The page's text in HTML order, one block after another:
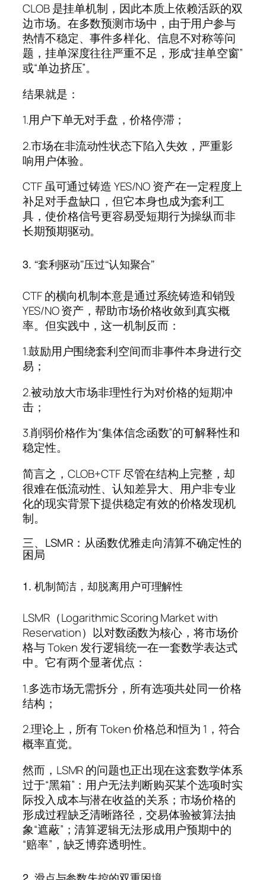
CLOB 是挂单机制，因此本质上依赖活跃的双
边市场。在多数预测市场中，由于用户参与
热情不稳定、事件多样化、信息不对称等问
题，挂单深度往往严重不足，形成“挂单空窗”
或“单边挤压”。
结果就是：
1.用户下单无对手盘，价格停滞；
2.市场在非流动性状态下陷入失效，严重影
响用户体验。
CTF 虽可通过铸造 YES/NO 资产在一定程度上
补足对手盘缺口，但它本身也成为套利工
具，使价格信号更容易受短期行为操纵而非
长期预期驱动。
3. “套利驱动”压过“认知聚合”
CTF 的横向机制本意是通过系统铸造和销毁
YES/NO 资产，帮助市场价格收敛到真实概
率。但实践中，这一机制反而：
1.鼓励用户围绕套利空间而非事件本身进行交
易；
2.被动放大市场非理性行为对价格的短期冲
击；
3.削弱价格作为“集体信念函数”的可解释性和
稳定性。
简言之，CLOB+CTF 尽管在结构上完整，却
很难在低流动性、认知差异大、用户非专业
化的现实背景下提供稳定有效的价格发现机
制。
三、LSMR：从函数优雅走向清算不确定性的
困局
1. 机制简洁，却脱离用户可理解性
LSMR（Logarithmic Scoring Market with
Reservation）以对数函数为核心，将市场价
格与 Token 发行逻辑统一在一套数学表达式
中。它有两个显著优点：
1.多选市场无需拆分，所有选项共处同一价格
结构；
2.理论上，所有 Token 价格总和恒为 1，符合
概率直觉。
然而，LSMR 的问题也正出现在这套数学体系
过于“黑箱”：用户无法判断购买某个选项时实
际投入成本与潜在收益的关系；市场价格的
形成过程缺乏清晰路径，交易体验被算法抽
象“遮蔽”；清算逻辑无法形成用户预期中的
“赔率”，缺乏博弈透明性。
2. 滑点与参数失控的双重困境